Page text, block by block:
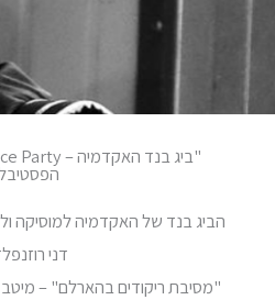
הביג בנד של האקדמיה למוסיקה
דני
"מסיבת ריקודים בהארלם" –